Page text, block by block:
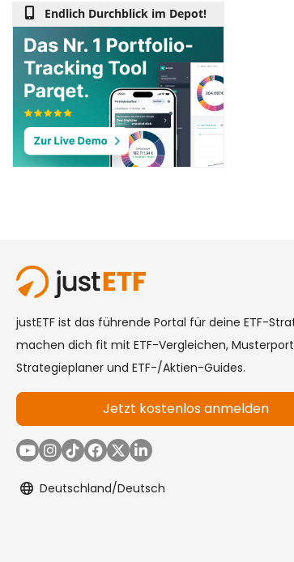
Endlich Durchblick im Depot!